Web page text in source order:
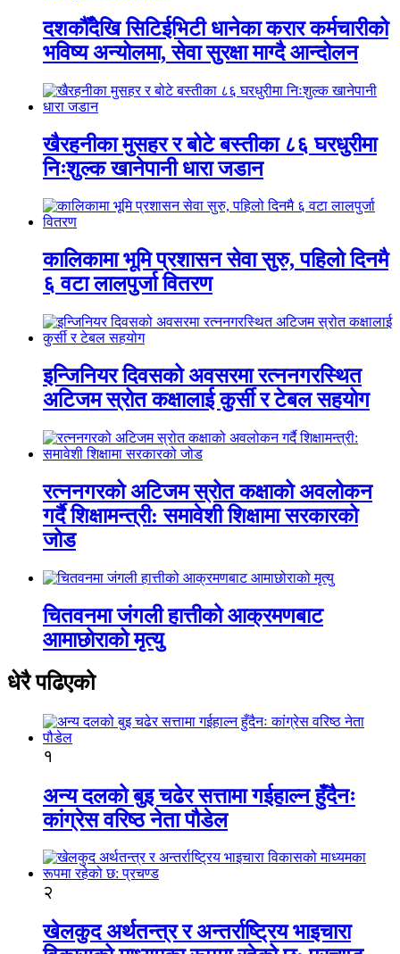
दशकौँदेखि सिटिईभिटी धानेका करार कर्मचारीको
भविष्य अन्योलमा, सेवा सुरक्षा माग्दै आन्दोलन
खैरहनीका मुसहर र बोटे बस्तीका ८६ घरधुरीमा
निःशुल्क खानेपानी धारा जडान
कालिकामा भूमि प्रशासन सेवा सुरु, पहिलो दिनमै
६ वटा लालपुर्जा वितरण
इन्जिनियर दिवसको अवसरमा रत्ननगरस्थित
अटिजम स्रोत कक्षालाई कुर्सी र टेबल सहयोग
रत्ननगरको अटिजम स्रोत कक्षाको अवलोकन
गर्दै शिक्षामन्त्री: समावेशी शिक्षामा सरकारको
जोड
चितवनमा जंगली हात्तीको आक्रमणबाट
आमाछोराको मृत्यु
धेरै पढिएको
१
अन्य दलको बुइ चढेर सत्तामा गईहाल्न हुँदैनः
कांग्रेस वरिष्ठ नेता पौडेल
२
खेलकुद अर्थतन्त्र र अन्तर्राष्ट्रिय भाइचारा